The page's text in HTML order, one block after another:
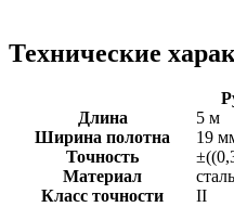
Технические
Длина
5 м
Ширина полотна
19
Точность
Материал
Класс точности
II